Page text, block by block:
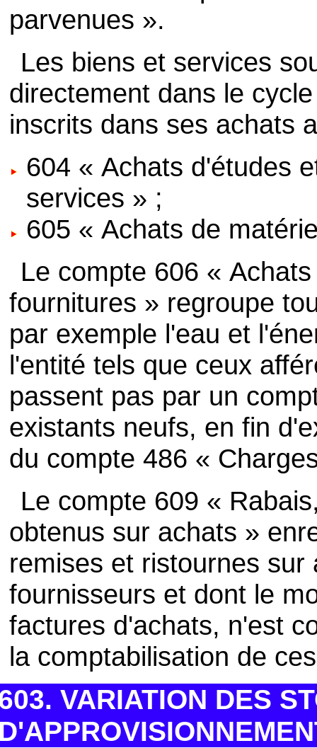
parvenues ».
Les biens et services
directement dans le
inscrits dans ses achats
604 « Achats d'études
services » ;
605 « Achats de
Le compte 606 «
fournitures » regroupe
par exemple l'eau et
l'entité tels que ceux
passent pas par un
existants neufs, en fin
du compte 486 «
Le compte 609 «
obtenus sur achats »
remises et ristournes sur
fournisseurs et dont le
factures d'achats, n'est
la comptabilisation de
VARIATION DES